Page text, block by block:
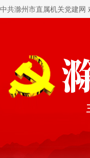
中共滁州市直属机关党建网